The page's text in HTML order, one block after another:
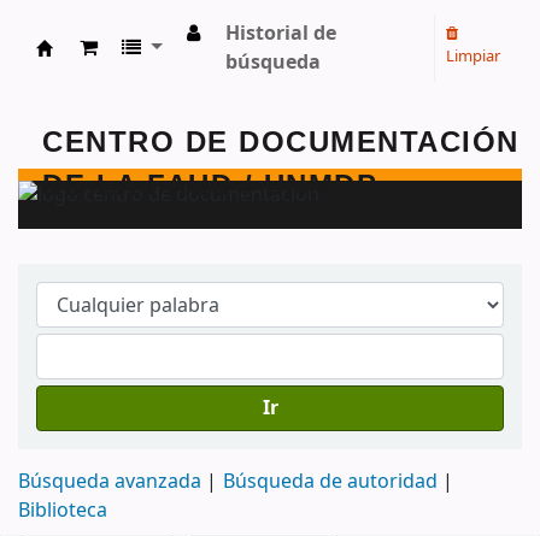
Centro de Documentación - FAUD - Unmdp -
Historial de
búsqueda
Limpiar
Ir
Búsqueda avanzada
Búsqueda de autoridad
Biblioteca